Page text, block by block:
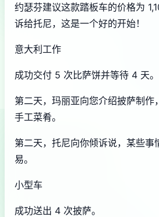
约瑟芬建议这款踏板车的价格为
诉给托尼，这是一个好的开始！
意大利工作
成功交付 5 次比萨饼并等待 4 天。
第二天，玛丽亚向您介绍披萨制
手工菜肴。
第二天，托尼向你倾诉说，某些事
易。
小型车
成功送出 4 次披萨。